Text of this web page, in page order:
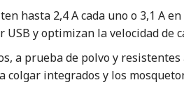
hasta 2,4 A cada uno o 3,1 A
y optimizan la velocidad de
a prueba de polvo y
colgar integrados y los